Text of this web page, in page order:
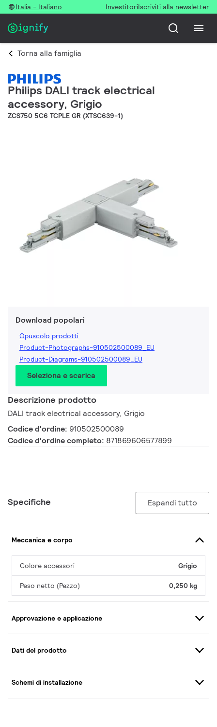
Italia - Italiano InvestitoriIscriviti alla newsletter
Torna alla famiglia
Philips DALI track electrical
accessory, Grigio
ZCS750 5C6 TCPLE GR (XTSC639-1)
Download popolari
Opuscolo prodotti
Product-Photographs-910502500089_EU
Product-Diagrams-910502500089_EU
Seleziona e scarica
Descrizione prodotto
DALI track electrical accessory, Grigio
Codice d'ordine: 910502500089
Codice d'ordine completo: 871869606577899
Specifiche Espandi tutto
Meccanica e corpo
Colore accessori Grigio
Peso netto (Pezzo) 0,250 kg
Approvazione e applicazione
Dati del prodotto
Schemi di installazione